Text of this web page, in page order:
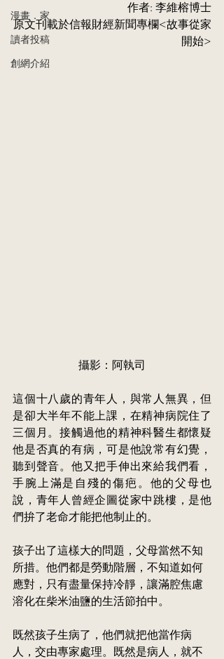
漫畫．家
讀者投稿
創網介紹
作者: 李維榕博士
原⽂刊載於信報財經新聞專欄<故事從家
開始>
攝影：阿執司
這個十八歲的青年人，與常人無異，但
是卻大半年不能上課，在精神病院住了
三個月。接觸過他的精神科醫生都懷疑
他是否真的有病，可是他說常有幻覺，
聽到聲音。他又把手伸出來給我們看，
手腕上滿是自殘的傷疤。他的父母也
說，青年人曾經企圖從家中跳樓，是他
們拚了老命才能把他制止的。
孩子出了這樣大的問題，父母當然不知
所措。他們都是勞動階層，不知道如何
應對，只有盡量保持冷靜，讓滿腔焦慮
溶化在柴米油鹽的生活節拍中。
既然孩子生病了，他們就把他當作病
人，交由專家處理。既然是病人，就不